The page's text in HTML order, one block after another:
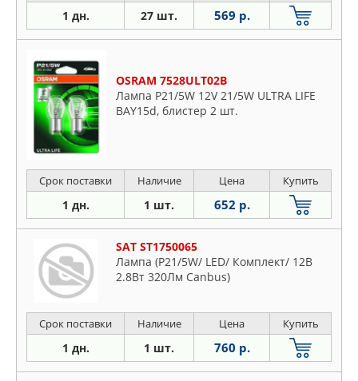
1 дн. 27 шт. 569 р.
OSRAM 7528ULT02B
Лампа P21/5W 12V 21/5W ULTRA LIFE
BAY15d, блистер 2 шт.
Срок поставки Наличие Цена Купить
1 дн. 1 шт. 652 р.
SAT ST1750065
Лампа (P21/5W/ LED/ Комплект/ 12В
2.8Вт 320Лм Canbus)
Срок поставки Наличие Цена Купить
1 дн. 1 шт. 760 р.